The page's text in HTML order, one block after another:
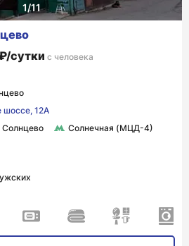
сутки с человека
шоссе, 12А
Солнцево
Солнечная (МЦД-4)